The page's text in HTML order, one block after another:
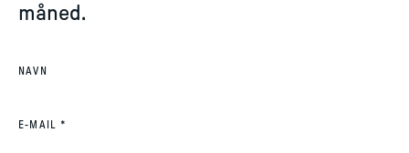
måned.
NAVN
E-MAIL *